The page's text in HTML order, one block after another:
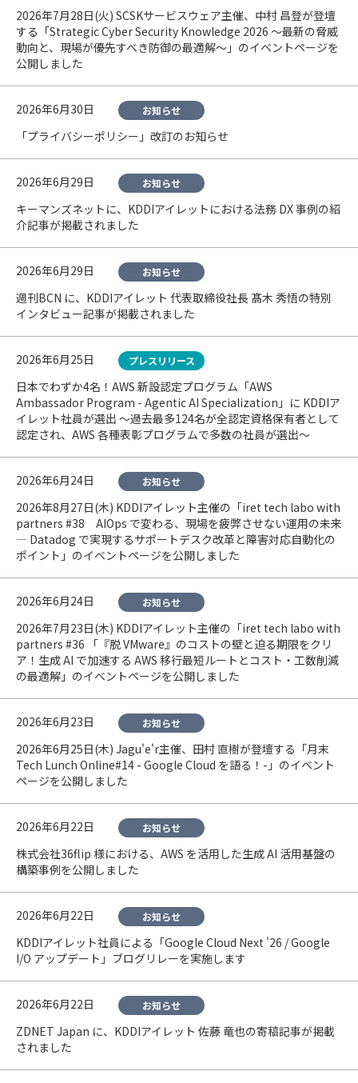
2026年7月28日(火) SCSKサービスウェア主催、中村 昌登が登壇
する「Strategic Cyber Security Knowledge 2026 ～最新の脅威
動向と、現場が優先すべき防御の最適解～」のイベントページを
公開しました
2026年6月30日 お知らせ
「プライバシーポリシー」改訂のお知らせ
2026年6月29日 お知らせ
キーマンズネットに、KDDIアイレットにおける法務 DX 事例の紹
介記事が掲載されました
2026年6月29日 お知らせ
週刊BCN に、KDDIアイレット 代表取締役社長 髙木 秀悟の特別
インタビュー記事が掲載されました
2026年6月25日 プレスリリース
日本でわずか4名！AWS 新設認定プログラム「AWS
Ambassador Program - Agentic AI Specialization」に KDDIア
イレット社員が選出 〜過去最多124名が全認定資格保有者として
認定され、AWS 各種表彰プログラムで多数の社員が選出〜
2026年6月24日 お知らせ
2026年8月27日(木) KDDIアイレット主催の「iret tech labo with
partners #38 AIOps で変わる、現場を疲弊させない運用の未来
— Datadog で実現するサポートデスク改革と障害対応自動化の
ポイント」のイベントページを公開しました
2026年6月24日 お知らせ
2026年7月23日(木) KDDIアイレット主催の「iret tech labo with
partners #36 「『脱 VMware』のコストの壁と迫る期限をクリ
ア！生成 AI で加速する AWS 移行最短ルートとコスト・工数削減
の最適解」のイベントページを公開しました
2026年6月23日 お知らせ
2026年6月25日(木) Jagu'e'r主催、田村 直樹が登壇する「月末
Tech Lunch Online#14 - Google Cloud を語る！-」のイベント
ページを公開しました
2026年6月22日 お知らせ
株式会社36flip 様における、AWS を活用した生成 AI 活用基盤の
構築事例を公開しました
2026年6月22日 お知らせ
KDDIアイレット社員による「Google Cloud Next '26 / Google
I/O アップデート」ブログリレーを実施します
2026年6月22日 お知らせ
ZDNET Japan に、KDDIアイレット 佐藤 竜也の寄稿記事が掲載
されました